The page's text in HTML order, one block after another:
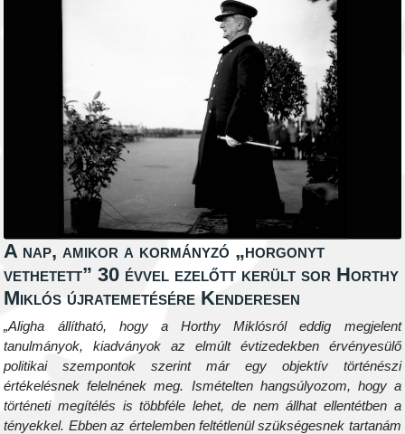
A nap, amikor a kormányzó „horgonyt
vethetett” 30 évvel ezelőtt került sor Horthy
Miklós újratemetésére Kenderesen
„Aligha állítható, hogy a Horthy Miklósról eddig megjelent
tanulmányok, kiadványok az elmúlt évtizedekben érvényesülő
politikai szempontok szerint már egy objektív történészi
értékelésnek felelnének meg. Ismételten hangsúlyozom, hogy a
történeti megítélés is többféle lehet, de nem állhat ellentétben a
tényekkel. Ebben az értelemben feltétlenül szükségesnek tartanám